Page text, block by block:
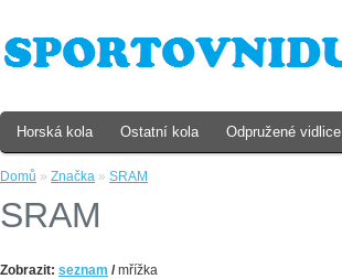
Domů » Značka » SRAM
SRAM
Zobrazit: seznam /mřížka
Horská kola Ostatní kola Odpružené vidlice